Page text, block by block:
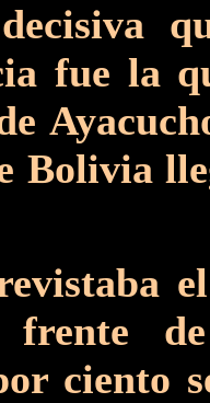
fue la
Bolivia
ciento